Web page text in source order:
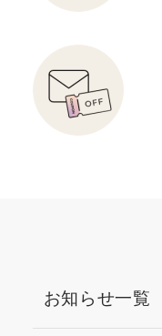
お知らせ一覧